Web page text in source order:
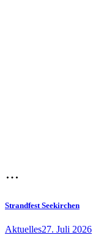
Strandfest Seekirchen
Aktuelles27. Juli 2026